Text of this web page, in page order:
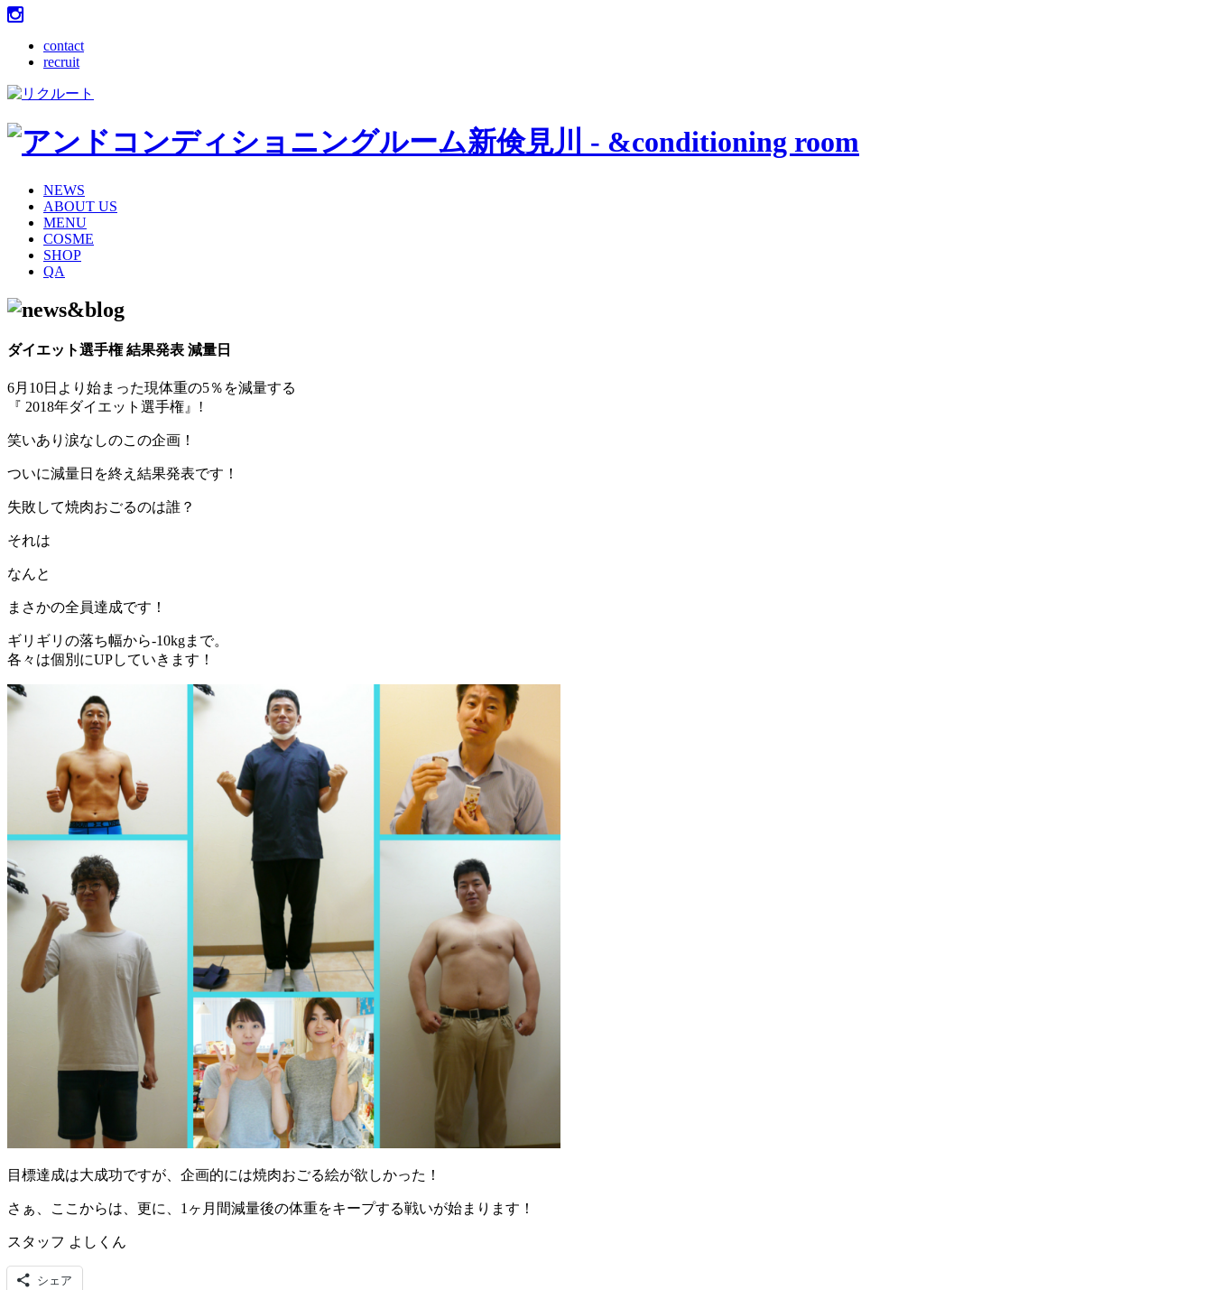
contact
recruit
NEWS
ABOUT US
MENU
COSME
SHOP
QA
ダイエット選手権 結果発表 減量日
6月10日より始まった現体重の5％を減量する
『 2018年ダイエット選手権』!
笑いあり涙なしのこの企画！
ついに減量日を終え結果発表です！
失敗して焼肉おごるのは誰？
それは
なんと
まさかの全員達成です！
ギリギリの落ち幅から-10kgまで。
各々は個別にUPしていきます！
目標達成は大成功ですが、企画的には焼肉おごる絵が欲しかった！
さぁ、ここからは、更に、1ヶ月間減量後の体重をキープする戦いが始まります！
スタッフ よしくん
シェア